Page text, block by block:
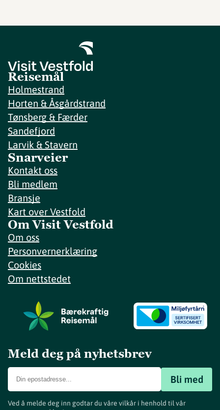
Reisemål
Holmestrand
Horten & Åsgårdstrand
Tønsberg & Færder
Sandefjord
Larvik & Stavern
Snarveier
Kontakt oss
Bli medlem
Bransje
Kart over Vestfold
Om Visit Vestfold
Om oss
Personvernerklæring
Cookies
Om nettstedet
Meld deg på nyhetsbrev
Bli med
Ved å melde deg inn godtar du våre vilkår i henhold til vår